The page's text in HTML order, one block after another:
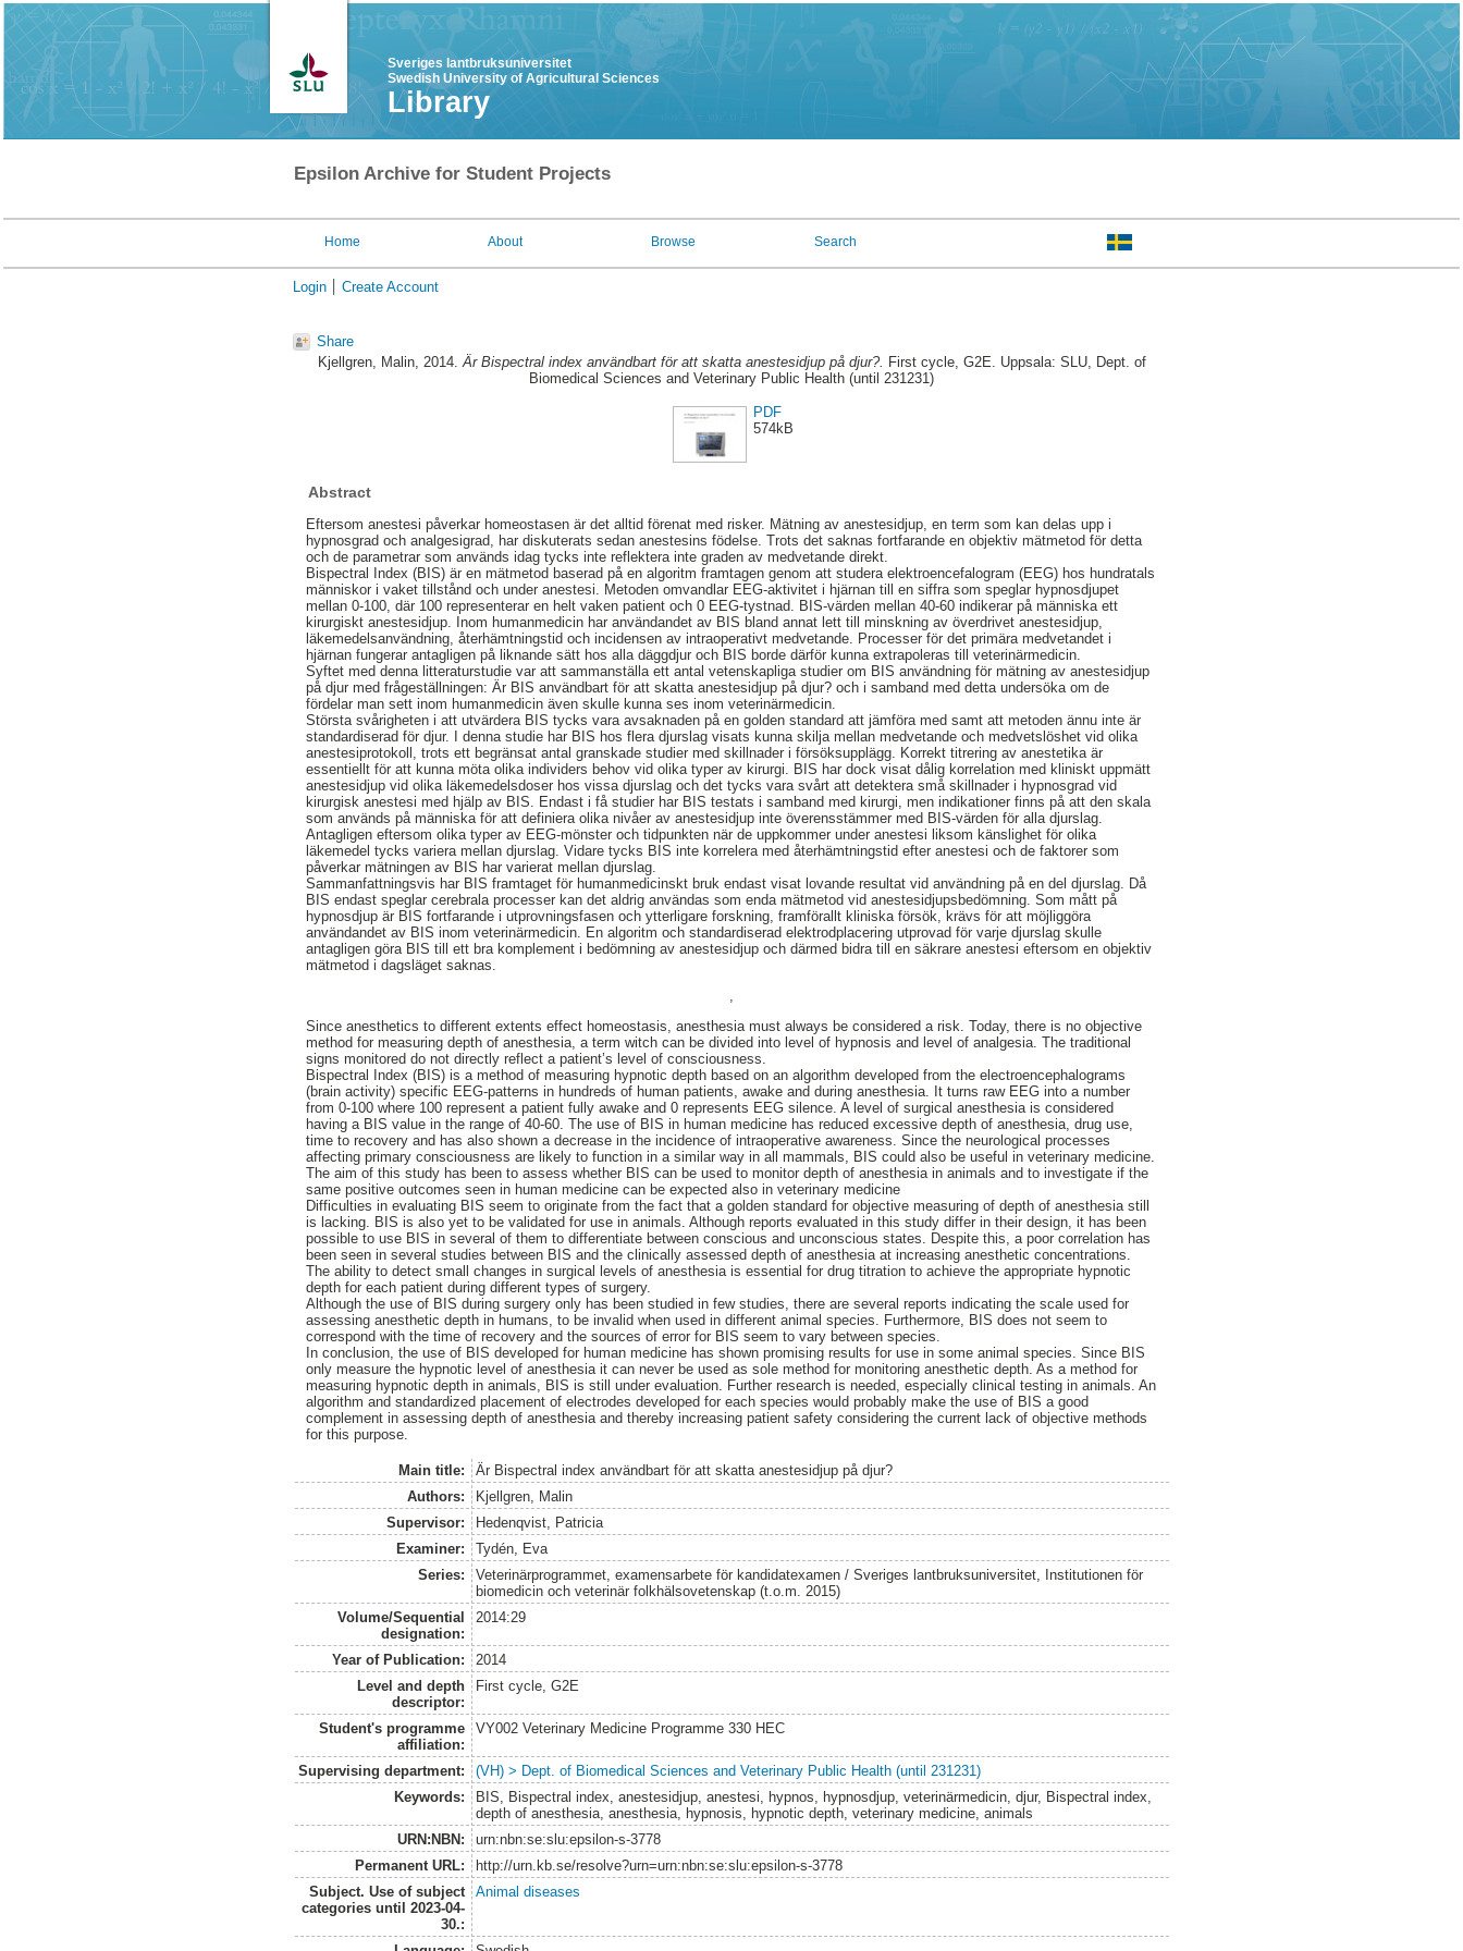
Sveriges lantbruksuniversitet
Swedish University of Agricultural Sciences
Library
Epsilon Archive for Student Projects
Home About Browse Search
Login Create Account
Share
Kjellgren, Malin, 2014.Är Bispectral index användbart för att skatta anestesidjup på djur?. First cycle, G2E. Uppsala: SLU, Dept. of
Biomedical Sciences and Veterinary Public Health (until 231231)
PDF
574kB
Abstract
Eftersom anestesi påverkar homeostasen är det alltid förenat med risker. Mätning av anestesidjup, en term som kan delas upp i
hypnosgrad och analgesigrad, har diskuterats sedan anestesins födelse. Trots det saknas fortfarande en objektiv mätmetod för detta
och de parametrar som används idag tycks inte reflektera inte graden av medvetande direkt.
Bispectral Index (BIS) är en mätmetod baserad på en algoritm framtagen genom att studera elektroencefalogram (EEG) hos hundratals
människor i vaket tillstånd och under anestesi. Metoden omvandlar EEG-aktivitet i hjärnan till en siffra som speglar hypnosdjupet
mellan 0-100, där 100 representerar en helt vaken patient och 0 EEG-tystnad. BIS-värden mellan 40-60 indikerar på människa ett
kirurgiskt anestesidjup. Inom humanmedicin har användandet av BIS bland annat lett till minskning av överdrivet anestesidjup,
läkemedelsanvändning, återhämtningstid och incidensen av intraoperativt medvetande. Processer för det primära medvetandet i
hjärnan fungerar antagligen på liknande sätt hos alla däggdjur och BIS borde därför kunna extrapoleras till veterinärmedicin.
Syftet med denna litteraturstudie var att sammanställa ett antal vetenskapliga studier om BIS användning för mätning av anestesidjup
på djur med frågeställningen: Är BIS användbart för att skatta anestesidjup på djur? och i samband med detta undersöka om de
fördelar man sett inom humanmedicin även skulle kunna ses inom veterinärmedicin.
Största svårigheten i att utvärdera BIS tycks vara avsaknaden på en golden standard att jämföra med samt att metoden ännu inte är
standardiserad för djur. I denna studie har BIS hos flera djurslag visats kunna skilja mellan medvetande och medvetslöshet vid olika
anestesiprotokoll, trots ett begränsat antal granskade studier med skillnader i försöksupplägg. Korrekt titrering av anestetika är
essentiellt för att kunna möta olika individers behov vid olika typer av kirurgi. BIS har dock visat dålig korrelation med kliniskt uppmätt
anestesidjup vid olika läkemedelsdoser hos vissa djurslag och det tycks vara svårt att detektera små skillnader i hypnosgrad vid
kirurgisk anestesi med hjälp av BIS. Endast i få studier har BIS testats i samband med kirurgi, men indikationer finns på att den skala
som används på människa för att definiera olika nivåer av anestesidjup inte överensstämmer med BIS-värden för alla djurslag.
Antagligen eftersom olika typer av EEG-mönster och tidpunkten när de uppkommer under anestesi liksom känslighet för olika
läkemedel tycks variera mellan djurslag. Vidare tycks BIS inte korrelera med återhämtningstid efter anestesi och de faktorer som
påverkar mätningen av BIS har varierat mellan djurslag.
Sammanfattningsvis har BIS framtaget för humanmedicinskt bruk endast visat lovande resultat vid användning på en del djurslag. Då
BIS endast speglar cerebrala processer kan det aldrig användas som enda mätmetod vid anestesidjupsbedömning. Som mått på
hypnosdjup är BIS fortfarande i utprovningsfasen och ytterligare forskning, framförallt kliniska försök, krävs för att möjliggöra
användandet av BIS inom veterinärmedicin. En algoritm och standardiserad elektrodplacering utprovad för varje djurslag skulle
antagligen göra BIS till ett bra komplement i bedömning av anestesidjup och därmed bidra till en säkrare anestesi eftersom en objektiv
mätmetod i dagsläget saknas.
Since anesthetics to different extents effect homeostasis, anesthesia must always be considered a risk. Today, there is no objective
method for measuring depth of anesthesia, a term witch can be divided into level of hypnosis and level of analgesia. The traditional
signs monitored do not directly reflect a patient’s level of consciousness.
Bispectral Index (BIS) is a method of measuring hypnotic depth based on an algorithm developed from the electroencephalograms
(brain activity) specific EEG-patterns in hundreds of human patients, awake and during anesthesia. It turns raw EEG into a number
from 0-100 where 100 represent a patient fully awake and 0 represents EEG silence. A level of surgical anesthesia is considered
having a BIS value in the range of 40-60. The use of BIS in human medicine has reduced excessive depth of anesthesia, drug use,
time to recovery and has also shown a decrease in the incidence of intraoperative awareness. Since the neurological processes
affecting primary consciousness are likely to function in a similar way in all mammals, BIS could also be useful in veterinary medicine.
The aim of this study has been to assess whether BIS can be used to monitor depth of anesthesia in animals and to investigate if the
same positive outcomes seen in human medicine can be expected also in veterinary medicine
Difficulties in evaluating BIS seem to originate from the fact that a golden standard for objective measuring of depth of anesthesia still
is lacking. BIS is also yet to be validated for use in animals. Although reports evaluated in this study differ in their design, it has been
possible to use BIS in several of them to differentiate between conscious and unconscious states. Despite this, a poor correlation has
been seen in several studies between BIS and the clinically assessed depth of anesthesia at increasing anesthetic concentrations.
The ability to detect small changes in surgical levels of anesthesia is essential for drug titration to achieve the appropriate hypnotic
depth for each patient during different types of surgery.
Although the use of BIS during surgery only has been studied in few studies, there are several reports indicating the scale used for
assessing anesthetic depth in humans, to be invalid when used in different animal species. Furthermore, BIS does not seem to
correspond with the time of recovery and the sources of error for BIS seem to vary between species.
In conclusion, the use of BIS developed for human medicine has shown promising results for use in some animal species. Since BIS
only measure the hypnotic level of anesthesia it can never be used as sole method for monitoring anesthetic depth. As a method for
measuring hypnotic depth in animals, BIS is still under evaluation. Further research is needed, especially clinical testing in animals. An
algorithm and standardized placement of electrodes developed for each species would probably make the use of BIS a good
complement in assessing depth of anesthesia and thereby increasing patient safety considering the current lack of objective methods
for this purpose.
Main title:
Är Bispectral index användbart för att skatta anestesidjup på djur?
Authors:
Kjellgren, Malin
Supervisor:
Hedenqvist, Patricia
Examiner:
Tydén, Eva
Series:
Veterinärprogrammet, examensarbete för kandidatexamen / Sveriges lantbruksuniversitet, Institutionen för
biomedicin och veterinär folkhälsovetenskap (t.o.m. 2015)
Volume/Sequential
designation:
2014:29
Year of Publication:
2014
Level and depth
descriptor:
First cycle, G2E
Student's programme
affiliation:
VY002 Veterinary Medicine Programme 330 HEC
Supervising department:
(VH) > Dept. of Biomedical Sciences and Veterinary Public Health (until 231231)
Keywords:
BIS, Bispectral index, anestesidjup, anestesi, hypnos, hypnosdjup, veterinärmedicin, djur, Bispectral index,
depth of anesthesia, anesthesia, hypnosis, hypnotic depth, veterinary medicine, animals
URN:NBN:
urn:nbn:se:slu:epsilon-s-3778
Permanent URL:
http://urn.kb.se/resolve?urn=urn:nbn:se:slu:epsilon-s-3778
Subject. Use of subject
categories until 2023-04-
30.:
Animal diseases